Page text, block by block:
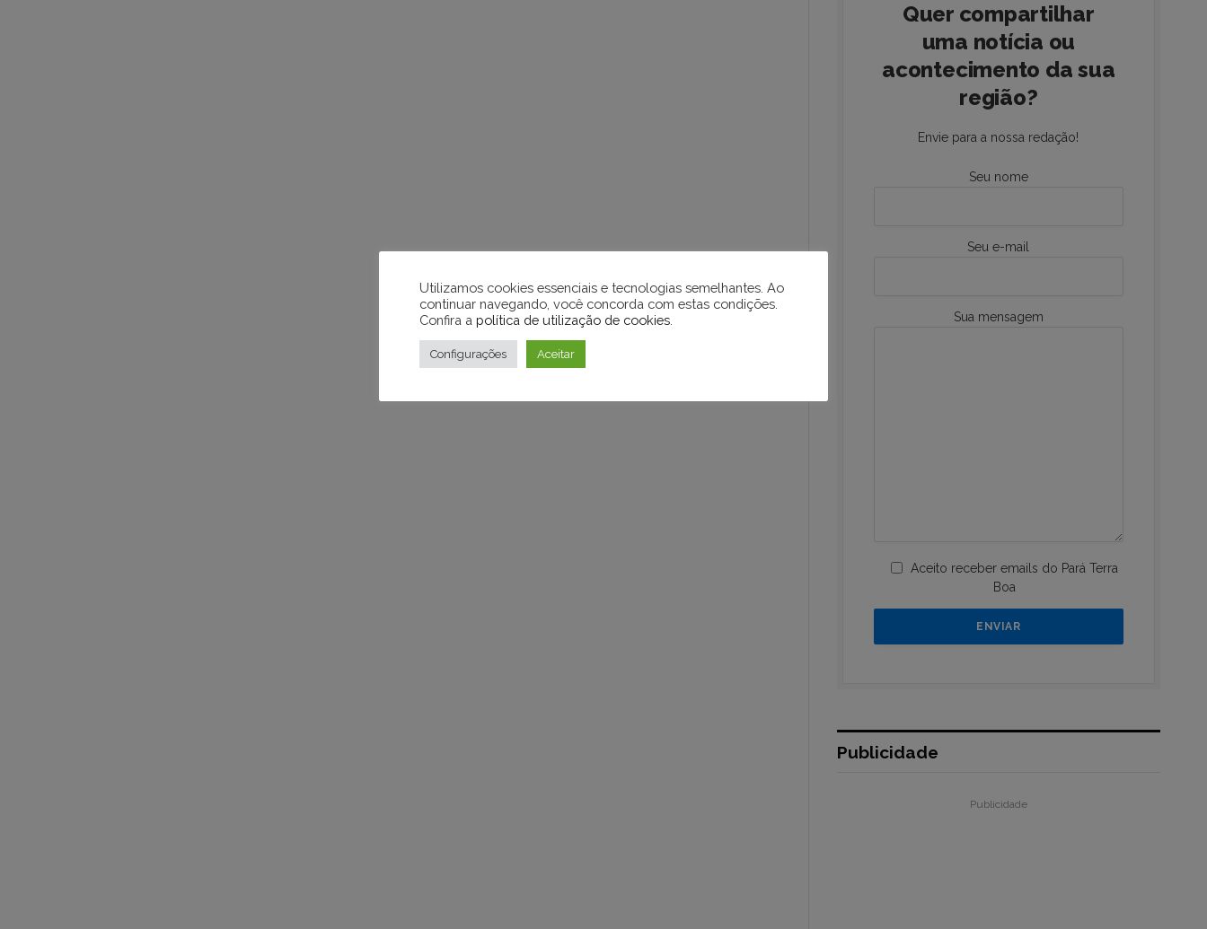
Quer compartilhar
uma notícia ou
acontecimento da sua
região?
Envie para a nossa redação!
Seu nome
Seu e-mail
Sua mensagem
Aceito receber emails do Pará Terra
Boa
Publicidade
Publicidade
Utilizamos cookies essenciais e tecnologias semelhantes. Ao
continuar navegando, você concorda com estas condições.
Confira a política de utilização de cookies
Configurações Aceitar